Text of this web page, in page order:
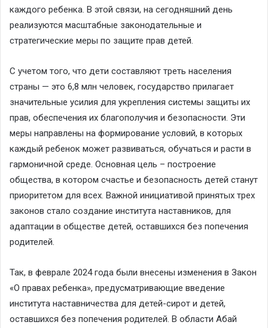
каждого ребенка. В этой связи, на сегодняшний день
реализуются масштабные законодательные и
стратегические меры по защите прав детей.
С учетом того, что дети составляют треть населения
страны — это 6,8 млн человек, государство прилагает
значительные усилия для укрепления системы защиты их
прав, обеспечения их благополучия и безопасности. Эти
меры направлены на формирование условий, в которых
каждый ребенок может развиваться, обучаться и расти в
гармоничной среде. Основная цель – построение
общества, в котором счастье и безопасность детей станут
приоритетом для всех. Важной инициативой принятых трех
законов стало создание института наставников, для
адаптации в обществе детей, оставшихся без попечения
родителей.
Так, в феврале 2024 года были внесены изменения в Закон
«О правах ребенка», предусматривающие введение
института наставничества для детей-сирот и детей,
оставшихся без попечения родителей. В области Абай